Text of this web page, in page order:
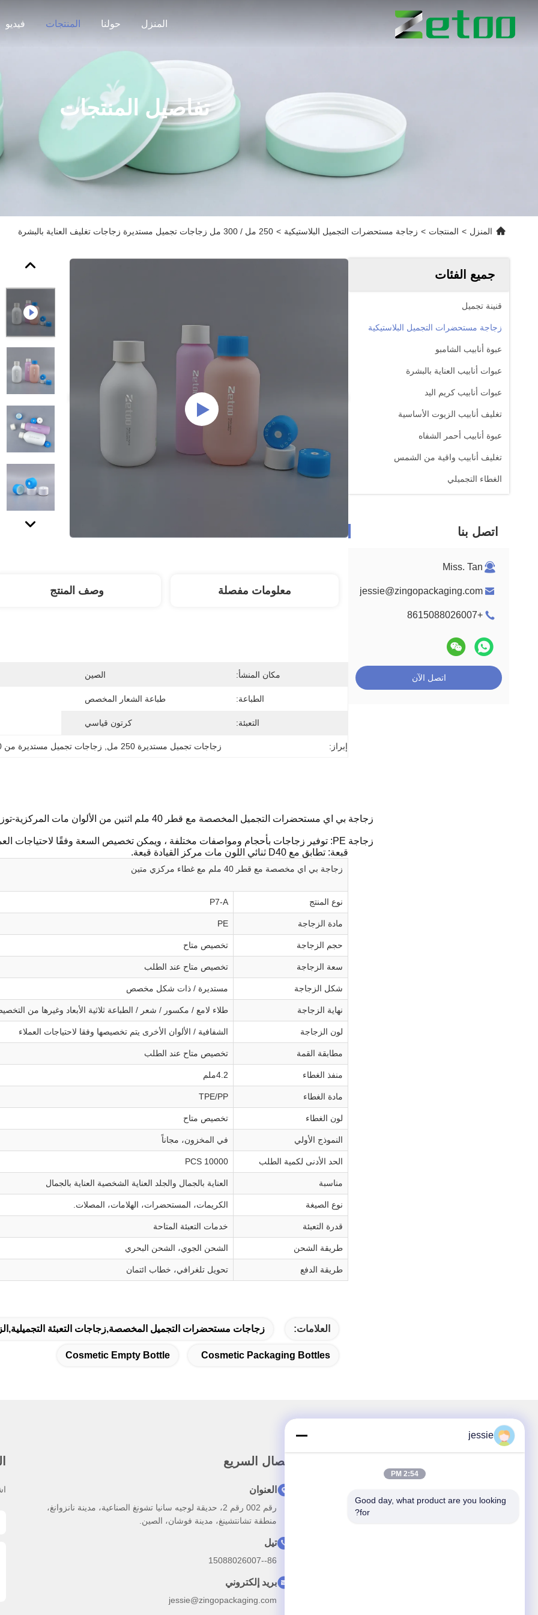
المنزل حولنا المنتجات فيديو
تفاصيل المنتجات
المنزل > المنتجات > زجاجة مستحضرات التجميل البلاستيكية > 250 مل / 300 مل زجاجات تجميل مستديرة زجاجات تغليف العناية بالبشرة
جميع الفئات
قنينة تجميل
زجاجة مستحضرات التجميل البلاستيكية
عبوة أنابيب الشامبو
عبوات أنابيب العناية بالبشرة
عبوات أنابيب كريم اليد
تغليف أنابيب الزيوت الأساسية
عبوة أنابيب أحمر الشفاه
تغليف أنابيب واقية من الشمس
الغطاء التجميلي
اتصل بنا
Miss. Tan
jessie@zingopackaging.com
+8615088026007
اتصل الآن
معلومات مفصلة وصف المنتج
مكان المنشأ: الصين
الطباعة: طباعة الشعار المخصص
التعبئة: كرتون قياسي
إبراز: زجاجات تجميل مستديرة 250 مل زجاجات تجميل مستديرة من 300 مل
زجاجة بي اي مستحضرات التجميل المخصصة مع قطر 40 ملم اثنين من الألوان مات المركزية-توزيع القبعة P7-A
زجاجة PE: توفير زجاجات بأحجام ومواصفات مختلفة ، ويمكن تخصيص السعة وفقًا لاحتياجات العملاء.
قبعة: تطابق مع D40 ثنائي اللون مات مركز القيادة قبعة.
زجاجة بي اي مخصصة مع قطر 40 ملم مع غطاء مركزي متين
نوع المنتج P7-A
مادة الزجاجة PE
حجم الزجاجة تخصيص متاح
سعة الزجاجة تخصيص متاح عند الطلب
شكل الزجاجة مستديرة / ذات شكل مخصص
نهاية الزجاجة طلاء لامع / مكسور / شعر / الطباعة ثلاثية الأبعاد وغيرها من
لون الزجاجة الشفافية / الألوان الأخرى يتم تخصيصها وفقا لاحتياجات العملاء
مطابقة القمة تخصيص متاح عند الطلب
منفذ الغطاء 4.2ملم
مادة الغطاء TPE/PP
لون الغطاء تخصيص متاح
النموذج الأولي في المخزون، مجاناً
الحد الأدنى لكمية الطلب 10000 PCS
مناسبة العناية بالجمال والجلد العناية الشخصية العناية بالجمال
نوع الصيغة الكريمات، المستحضرات، الهلامات، المصلات.
قدرة التعبئة خدمات التعبئة المتاحة
طريقة الشحن الشحن الجوي، الشحن البحري
طريقة الدفع تحويل تلغرافي، خطاب ائتمان
العلامات: زجاجات مستحضرات التجميل المخصصة,زجاجات التعبئة
Cosmetic Packaging Bottles
Cosmetic Empty Bottle
الاتصال السريع
العنوان
رقم 002 رقم 2، حديقة لوجيه سانيا تشونغ الصناعية، مدينة نانزوانغ،
منطقة تشانتشينغ، مدينة فوشان، الصين.
تيل
86--15088026007
بريد إلكتروني
jessie@zingopackaging.com
jessie
2:54 PM
Good day, what product are you looking
for?